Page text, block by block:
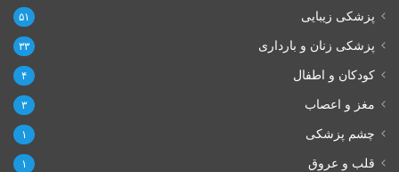
پزشکی زیبایی ۵۱
پزشکی زنان و بارداری ۳۳
کودکان و اطفال ۴
مغز و اعصاب ۳
چشم پزشکی ۱
قلب و عروق ۱